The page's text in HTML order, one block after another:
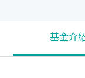
基金介